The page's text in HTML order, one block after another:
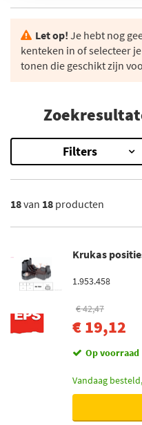
Let op! Je hebt nog
kenteken in of selecteer
tonen die geschikt zijn
Filters
18Resultaten
×
Categorieën
Nokkenas positiesensor
Onderdeelmerk
EPS (2)
FAE (1)
KW (2)
18van 18 producten
Krukas
1.953.458
€ 42,47
€ 19,12
Op voorraad
Vandaag